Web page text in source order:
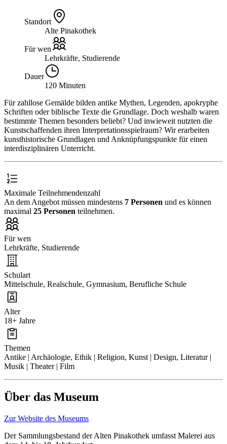
Standort
Alte Pinakothek
Für wen
Lehrkräfte, Studierende
Dauer
120 Minuten
Für zahllose Gemälde bilden antike Mythen, Legenden, apokryphe
Schriften oder biblische Texte die Grundlage. Doch weshalb waren
bestimmte Themen besonders beliebt? Und inwieweit nutzten die
Kunstschaffenden ihren Interpretationsspielraum? Wir erarbeiten
kunsthistorische Grundlagen und Anknüpfungspunkte für einen
interdisziplinären Unterricht.
Maximale Teilnehmendenzahl
An dem Angebot müssen mindestens 7 Personen und es können
maximal 25 Personen teilnehmen.
Für wen
Lehrkräfte, Studierende
Schulart
Mittelschule, Realschule, Gymnasium, Berufliche Schule
Alter
18+ Jahre
Themen
Antike | Archäologie, Ethik | Religion, Kunst | Design, Literatur |
Musik | Theater | Film
Über das Museum
Zur Website des Museums
Der Sammlungsbestand der Alten Pinakothek umfasst Malerei aus